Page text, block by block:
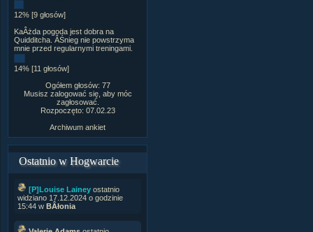
12% [9 głosów]
KaÂżda pogoda jest dobra na
Quidditcha. ÂŚnieg nie powstrzyma
mnie przed regularnymi treningami.
14% [11 głosów]
Ogółem głosów: 77
Musisz zalogować się, aby móc
zagłosować.
Rozpoczęto: 07.02.23
Archiwum ankiet
Ostatnio w Hogwarcie
[P]Louise Lainey ostatnio
widziano 17.12.2024 o godzinie
15:44 w BÂłonia